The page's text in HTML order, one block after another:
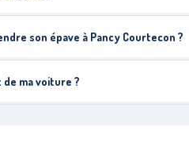
son épave à Pancy Courtecon ?
ma voiture ?